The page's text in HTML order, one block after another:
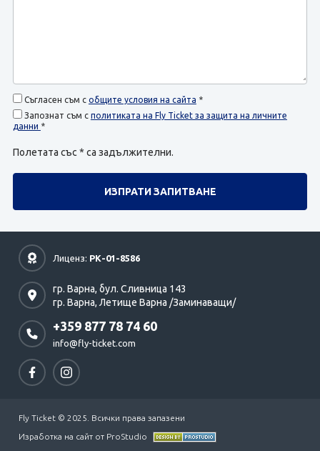
Съгласен съм с общите условия на сайта *
Запознат съм с политиката на Fly Ticket за защита на личните
данни *
Полетата със * са задължителни.
Лиценз: РК-01-8586
гр. Варна, бул. Сливница 143
гр. Варна, Летище Варна /Заминаващи/
+359 877 78 74 60
info@fly-ticket.com
Fly Ticket © 2025. Всички права запазени
Изработка на сайт от ProStudio